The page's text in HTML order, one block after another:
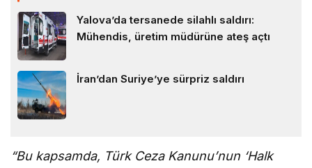
Yalova’da tersanede silahlı saldırı:
Mühendis, üretim müdürüne ateş açtı
İran’dan Suriye’ye sürpriz saldırı
“Bu kapsamda, Türk Ceza Kanunu’nun ‘Halk